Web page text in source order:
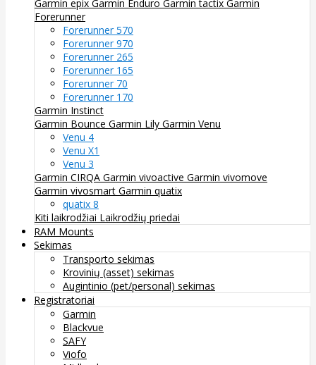
Garmin epix Garmin Enduro Garmin tactix Garmin
Forerunner
Forerunner 570
Forerunner 970
Forerunner 265
Forerunner 165
Forerunner 70
Forerunner 170
Garmin Instinct
Garmin Bounce Garmin Lily Garmin Venu
Venu 4
Venu X1
Venu 3
Garmin CIRQA Garmin vivoactive Garmin vivomove
Garmin vivosmart Garmin quatix
quatix 8
Kiti laikrodžiai Laikrodžių priedai
RAM Mounts
Sekimas
Transporto sekimas
Krovinių (asset) sekimas
Augintinio (pet/personal) sekimas
Registratoriai
Garmin
Blackvue
SAFY
Viofo